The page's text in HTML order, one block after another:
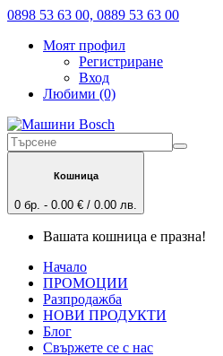
0898 53 63 00, 0889 53 63 00
Моят профил
Регистриране
Вход
Любими (0)
Кошница
0 бр. - 0.00 € / 0.00 лв.
Вашата кошница е празна!
Начало
ПРОМОЦИИ
Разпродажба
НОВИ ПРОДУКТИ
Блог
Свържете се с нас